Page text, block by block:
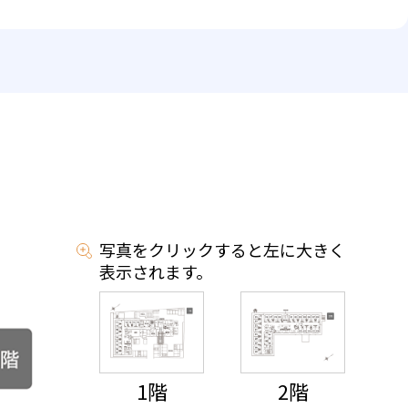
写真をクリックすると左に大きく
表示されます。
1階 2階